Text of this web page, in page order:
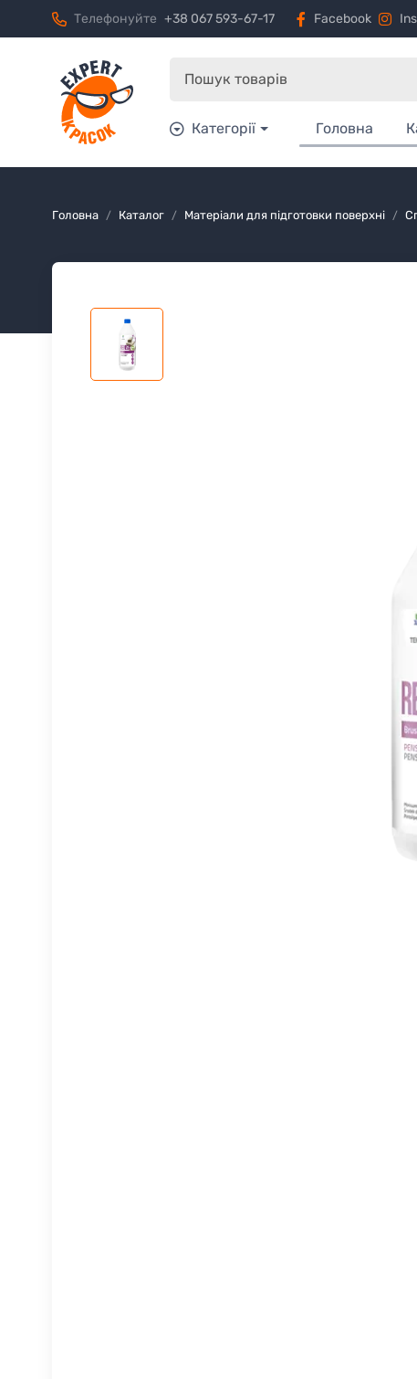
Телефонуйте +38 067 593-67-17 Facebook
Категорії Головна
Головна Каталог Матеріали для підготовки поверхні